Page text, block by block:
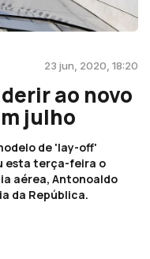
23 jun, 2020, 18:20
ao novo
julho
de 'lay-off'
esta terça-feira o
aérea, Antonoaldo
da República.